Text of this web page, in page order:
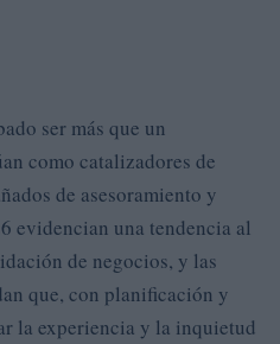
ser más que un
como catalizadores de
de asesoramiento y
evidencian una tendencia al
de negocios, y las
que, con planificación y
la experiencia y la inquietud